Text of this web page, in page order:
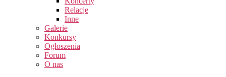
Relacje
Inne
Galerie
Konkursy
Ogłoszenia
Forum
O nas